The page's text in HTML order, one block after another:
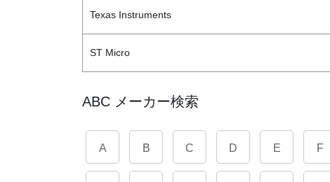
Texas Instruments
ST Micro
ABC メーカー検索
A B C D E F